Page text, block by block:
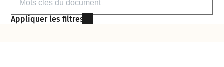
Appliquer les filtres